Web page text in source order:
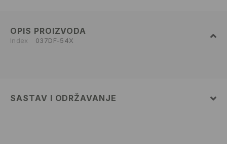
OPIS PROIZVODA
Index 037DF-54X
SASTAV I ODRŽAVANJE